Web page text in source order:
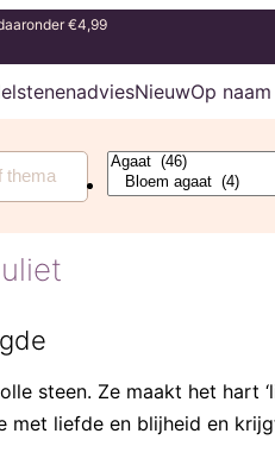
€4,99
NieuwOp
steen. Ze maakt het hart
met liefde en blijheid en